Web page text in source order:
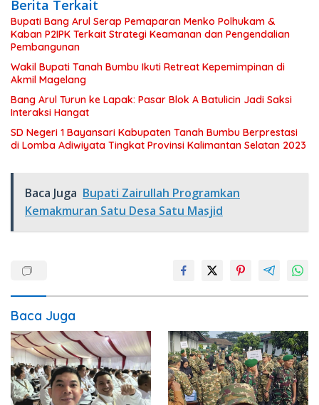
Berita Terkait
Bupati Bang Arul Serap Pemaparan Menko Polhukam &
Kaban P2IPK Terkait Strategi Keamanan dan Pengendalian
Pembangunan
Wakil Bupati Tanah Bumbu Ikuti Retreat Kepemimpinan di
Akmil Magelang
Bang Arul Turun ke Lapak: Pasar Blok A Batulicin Jadi Saksi
Interaksi Hangat
SD Negeri 1 Bayansari Kabupaten Tanah Bumbu Berprestasi
di Lomba Adiwiyata Tingkat Provinsi Kalimantan Selatan 2023
Baca Juga Bupati Zairullah Programkan
Kemakmuran Satu Desa Satu Masjid
Baca Juga